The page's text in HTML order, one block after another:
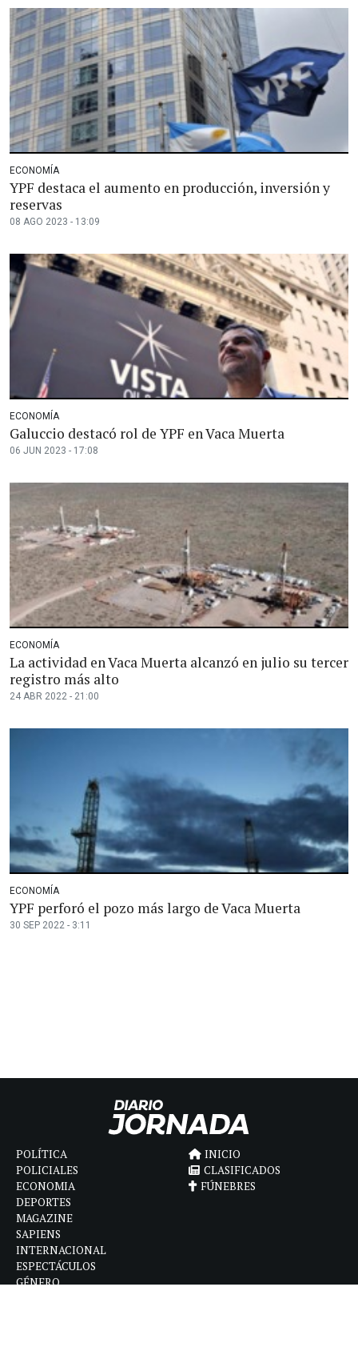
ECONOMÍA
YPF destaca el aumento en producción, inversión y
reservas
08 AGO 2023 - 13:09
ECONOMÍA
Galuccio destacó rol de YPF en Vaca Muerta
06 JUN 2023 - 17:08
ECONOMÍA
La actividad en Vaca Muerta alcanzó en julio su tercer
registro más alto
24 ABR 2022 - 21:00
ECONOMÍA
YPF perforó el pozo más largo de Vaca Muerta
30 SEP 2022 - 3:11
POLÍTICA
POLICIALES
ECONOMIA
DEPORTES
MAGAZINE
SAPIENS
INTERNACIONAL
ESPECTÁCULOS
GÉNERO
INICIO
CLASIFICADOS
FÚNEBRES